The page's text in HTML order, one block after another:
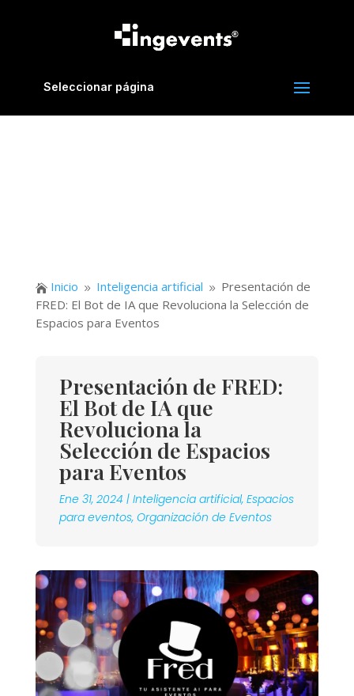
Seleccionar página
 Inicio 9 Inteligencia artificial 9 Presentación de
FRED: El Bot de IA que Revoluciona la Selección de
Espacios para Eventos
Presentación de FRED:
El Bot de IA que
Revoluciona la
Selección de Espacios
para Eventos
Ene 31, 2024 | Inteligencia artificial, Espacios
para eventos, Organización de Eventos